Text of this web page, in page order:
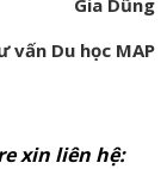
vấn Du học MAP
xin liên hệ: